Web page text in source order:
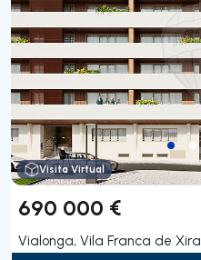
Visita Virtual
690 000 €
Vialonga, Vila Franca de Xira